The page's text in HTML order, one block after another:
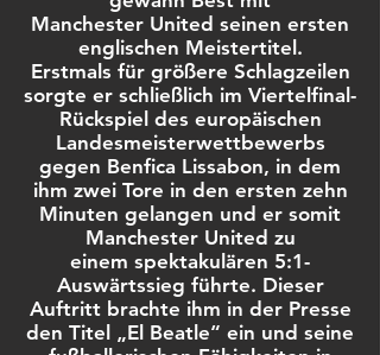
Manchester United seinen ersten
englischen Meistertitel.
Erstmals für größere Schlagzeilen
sorgte er schließlich im Viertelfinal-
Rückspiel des europäischen
Landesmeisterwettbewerbs
gegen Benfica Lissabon, in dem
ihm zwei Tore in den ersten zehn
Minuten gelangen und er somit
Manchester United zu
einem spektakulären 5:1-
Auswärtssieg führte. Dieser
Auftritt brachte ihm in der Presse
den Titel „El Beatle“ ein und seine